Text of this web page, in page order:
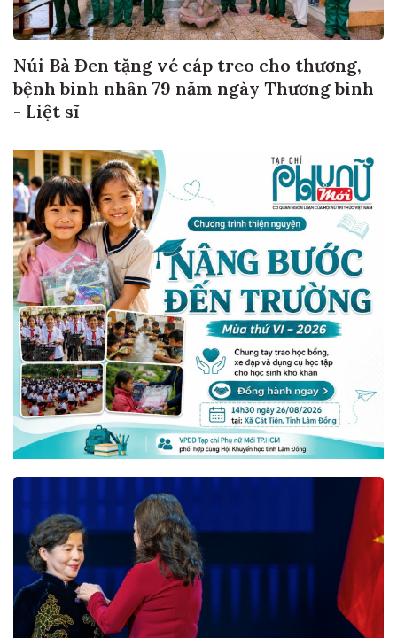
Núi Bà Đen tặng vé cáp treo cho thương,
bệnh binh nhân 79 năm ngày Thương binh
- Liệt sĩ